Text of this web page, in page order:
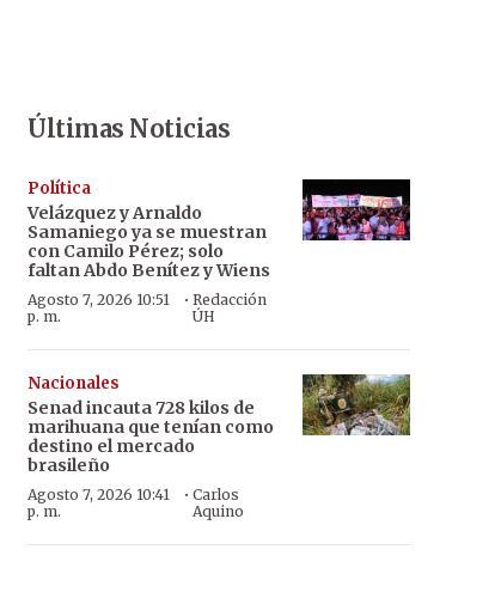
Últimas Noticias
Política
Velázquez y Arnaldo
Samaniego ya se muestran
con Camilo Pérez; solo
faltan Abdo Benítez y Wiens
Agosto 7, 2026 10:51
p. m.
·Redacción
ÚH
Nacionales
Senad incauta 728 kilos de
marihuana que tenían como
destino el mercado
brasileño
Agosto 7, 2026 10:41
p. m.
· Carlos
Aquino